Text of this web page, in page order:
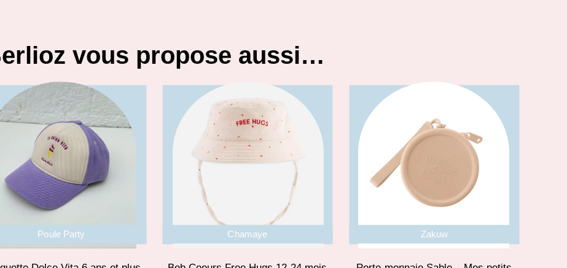
vous propose aussi…
Poule Party Chamaye Zakuw